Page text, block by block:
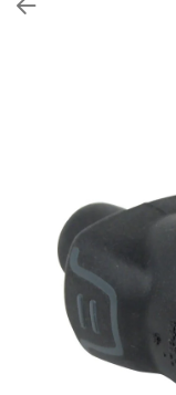
Memorii USB cu pix
Memorii USB Cristal
Memorie USB Stick
Props & Creativitate
Audio
Boxe Pasive
Boxe Active